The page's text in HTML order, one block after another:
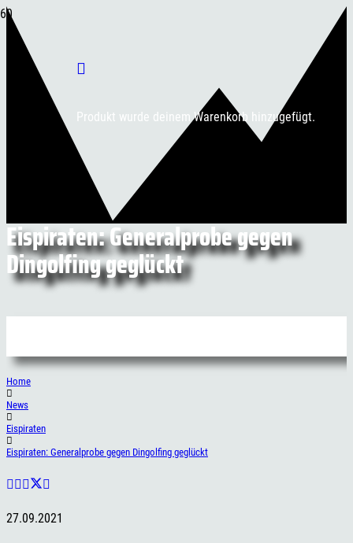
Produkt wurde deinem Warenkorb hinzugefügt.
Eispiraten: Generalprobe gegen
Dingolfing geglückt
Home
News
Eispiraten
Eispiraten: Generalprobe gegen Dingolfing geglückt
27.09.2021